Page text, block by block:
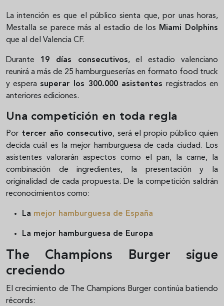
La intención es que el público sienta que, por unas horas,
Mestalla se parece más al estadio de los Miami Dolphins
que al del Valencia CF.
Durante 19 días consecutivos, el estadio valenciano
reunirá a más de 25 hamburgueserías en formato food truck
y espera superar los 300.000 asistentes registrados en
anteriores ediciones.
Una competición en toda regla
Por tercer año consecutivo, será el propio público quien
decida cuál es la mejor hamburguesa de cada ciudad. Los
asistentes valorarán aspectos como el pan, la carne, la
combinación de ingredientes, la presentación y la
originalidad de cada propuesta. De la competición saldrán
reconocimientos como:
La mejor hamburguesa de España
La mejor hamburguesa de Europa
The Champions Burger sigue
creciendo
El crecimiento de The Champions Burger continúa batiendo
récords: